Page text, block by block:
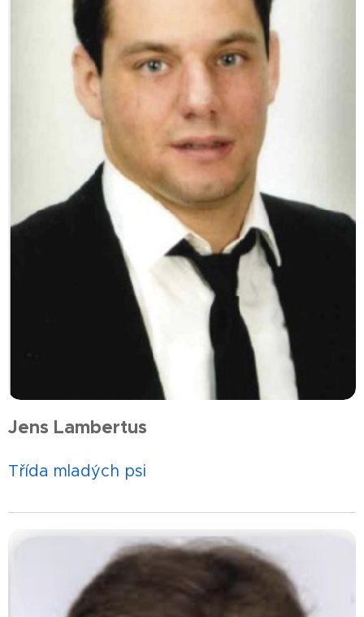
Jens Lambertus
Třída mladých psi